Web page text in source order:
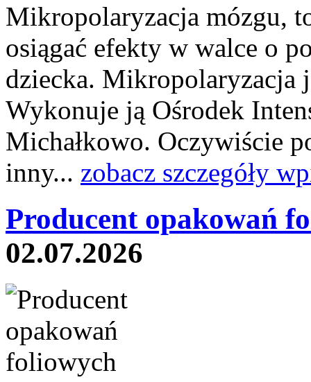
Mikropolaryzacja mózgu,
osiągać efekty w walce o
dziecka. Mikropolaryzacja
Wykonuje ją Ośrodek
Michałkowo. Oczywiście
inny... zobacz szczegóły
Producent opakowań
02.07.2026